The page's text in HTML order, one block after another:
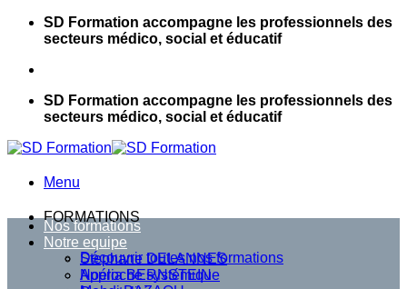
PasserSD Formation accompagne les professionnels des
secteurs médico, social et éducatif
SD Formation accompagne les professionnels des
secteurs médico, social et éducatif
Menu
FORMATIONS
Découvrir toutes nos formations
Approche systémique
Nos formations
Notre equipe
Stephane DELANNES
Noélia BERNSTEIN